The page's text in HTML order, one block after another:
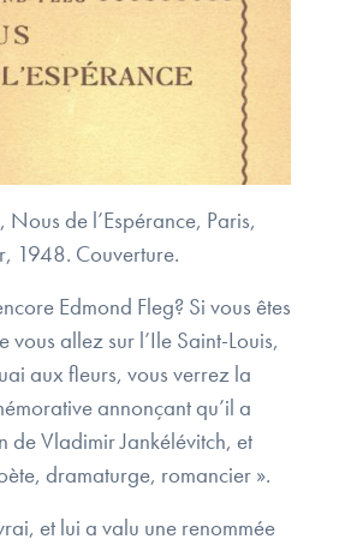
Nous de l’Espérance, Paris,
1948. Couverture.
Edmond Fleg? Si vous êtes
vous allez sur l’Ile Saint-Louis,
aux fleurs, vous verrez la
annonçant qu’il a
de Vladimir Jankélévitch, et
dramaturge, romancier ».
et lui a valu une renommée